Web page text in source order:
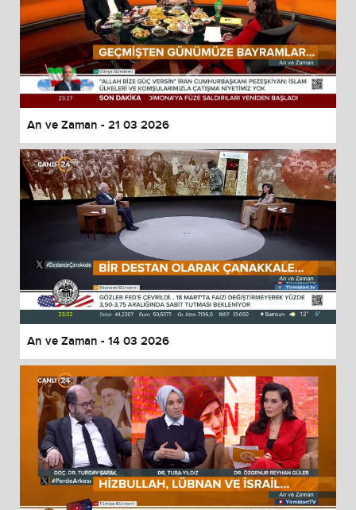
An ve Zaman - 21 03 2026
An ve Zaman - 14 03 2026